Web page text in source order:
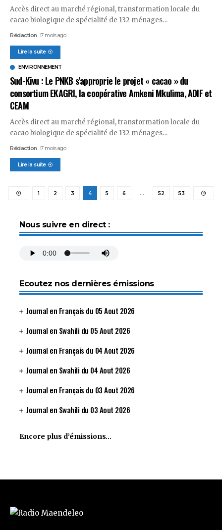
Accès direct au marché régional, transformation locale du
cacao biologique de spécialité de 132 ménages…
Rédaction 7 mois ago
Lire la suite
ENVIRONNEMENT
Sud-Kivu : Le PNKB s’approprie le projet « cacao » du
consortium EKAGRI, la coopérative Amkeni Mkulima, ADIF et
CEAM
Accès direct au marché régional, transformation locale du
cacao biologique de spécialité de 132 ménages…
Rédaction 7 mois ago
Lire la suite
1 2 3 4 5 6 … 52 53
Nous suivre en direct :
Ecoutez nos dernières émissions
Journal en Français du 05 Aout 2026
Journal en Swahili du 05 Aout 2026
Journal en Français du 04 Aout 2026
Journal en Swahili du 04 Aout 2026
Journal en Français du 03 Aout 2026
Journal en Swahili du 03 Aout 2026
Encore plus d’émissions…